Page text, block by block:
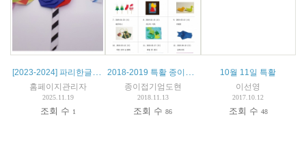
[2023-2024] 파리한글학교 특활 종이접기
홈페이지관리자
2025.11.19
조회 수 1
2018-2019 특활 종이접기 1 계획서
종이접기엄도현
2018.11.13
조회 수86
10월 11일 특활
이선영
2017.10.12
조회 수 48